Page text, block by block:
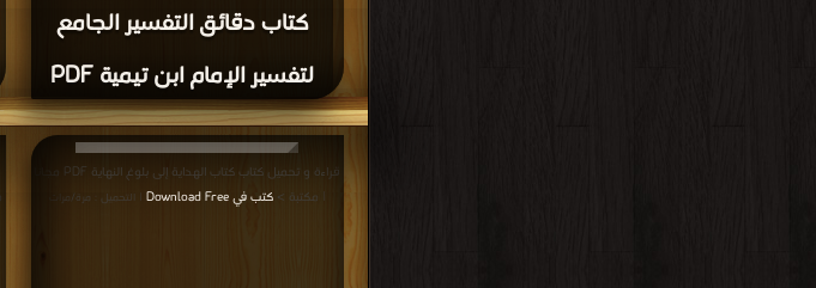
كتاب دقائق التفسير الجامع
لتفسير الإمام ابن تيمية PDF
| مكتبة >كتب في Download Free | التحميل : مرة/مرات